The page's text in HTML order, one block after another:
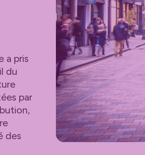
a pris
du
par
des